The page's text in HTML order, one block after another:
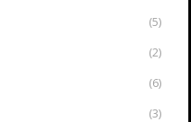
(5)
(2)
(6)
(3)